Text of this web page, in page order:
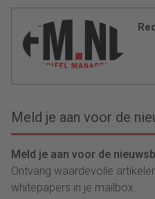
Meld je aan voor de
Meld je aan voor de
Ontvang waardevolle
whitepapers in je mailbox.